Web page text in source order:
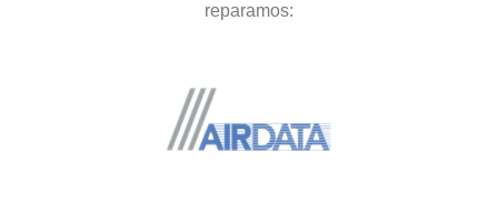
reparamos: